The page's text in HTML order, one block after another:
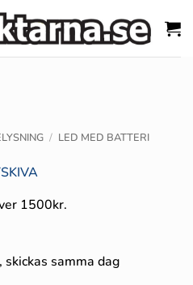
/ LED MED BATTERI
1500kr.
samma dag